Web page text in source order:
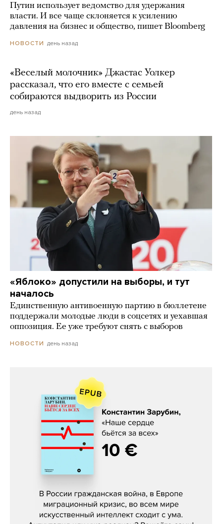
Путин использует ведомство для удержания
власти. И все чаще склоняется к усилению
давления на бизнес и общество, пишет Bloomberg
НОВОСТИ день назад
«Веселый молочник» Джастас Уолкер
рассказал, что его вместе с семьей
собираются выдворить из России
день назад
«Яблоко» допустили на выборы, и тут
началось
Единственную антивоенную партию в бюллетене
поддержали молодые люди в соцсетях и уехавшая
оппозиция. Ее уже требуют снять с выборов
НОВОСТИ день назад
Константин Зарубин, «Наше сердце